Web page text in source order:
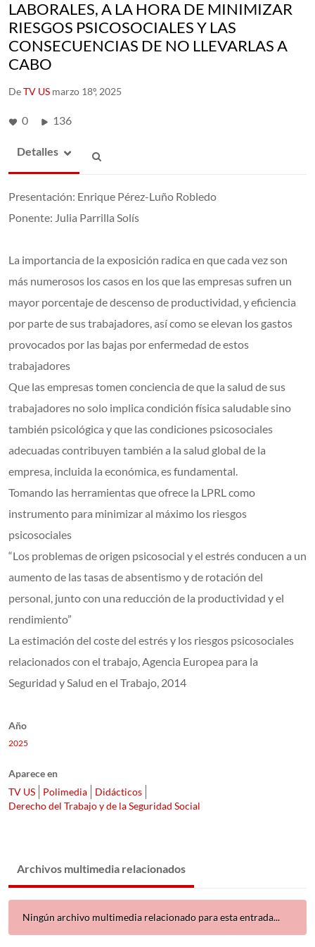
LABORALES, A LA HORA DE MINIMIZAR
RIESGOS PSICOSOCIALES Y LAS
CONSECUENCIAS DE NO LLEVARLAS A
CABO
DeTV US marzo 18º, 2025
0 136
Detalles
Presentación: Enrique Pérez-Luño Robledo
Ponente: Julia Parrilla Solís
La importancia de la exposición radica en que cada vez son
más numerosos los casos en los que las empresas sufren un
mayor porcentaje de descenso de productividad, y eficiencia
por parte de sus trabajadores, así como se elevan los gastos
provocados por las bajas por enfermedad de estos
trabajadores
Que las empresas tomen conciencia de que la salud de sus
trabajadores no solo implica condición física saludable sino
también psicológica y que las condiciones psicosociales
adecuadas contribuyen también a la salud global de la
empresa, incluida la económica, es fundamental.
Tomando las herramientas que ofrece la LPRL como
instrumento para minimizar al máximo los riesgos
psicosociales
“Los problemas de origen psicosocial y el estrés conducen a un
aumento de las tasas de absentismo y de rotación del
personal, junto con una reducción de la productividad y el
rendimiento”
La estimación del coste del estrés y los riesgos psicosociales
relacionados con el trabajo, Agencia Europea para la
Seguridad y Salud en el Trabajo, 2014
Año
2025
Aparece en
TV US
Polimedia
Didácticos
Derecho del Trabajo y de la Seguridad Social
Archivos multimedia relacionados
Ningún archivo multimedia relacionado para esta entrada...